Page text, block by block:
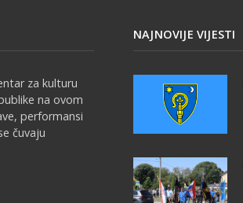
za kulturu
na ovom
performansi
čuvaju
NAJNOVIJE VIJESTI